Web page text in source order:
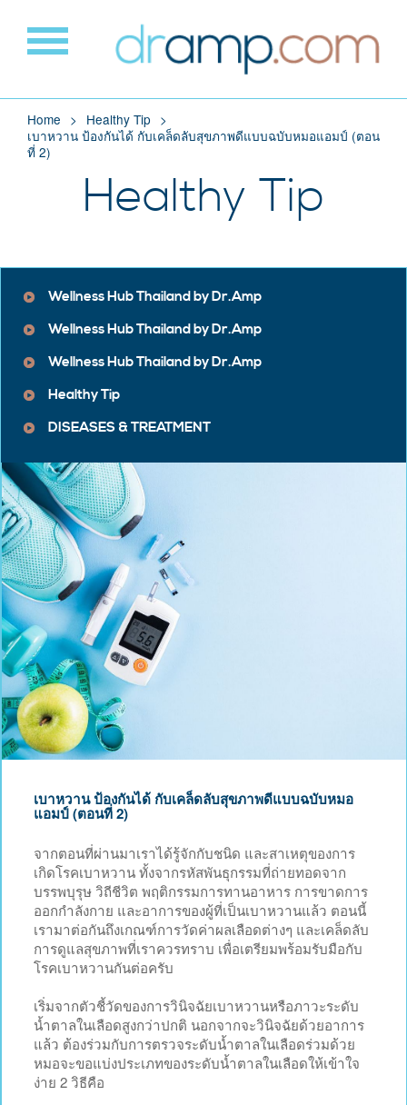
Home
Healthy Tip
เบาหวาน ป้องกันได้ กับเคล็ดลับสุขภาพดีแบบฉบับหมอแอมป์ (ตอน
ที่ 2)
Healthy Tip
Wellness Hub Thailand by Dr.Amp
Wellness Hub Thailand by Dr.Amp
Wellness Hub Thailand by Dr.Amp
Healthy Tip
DISEASES & TREATMENT
เบาหวาน ป้องกันได้ กับเคล็ดลับสุขภาพดีแบบฉบับหมอ
แอมป์ (ตอนที่ 2)
จากตอนที่ผ่านมาเราได้รู้จักกับชนิด และสาเหตุของการ
เกิดโรคเบาหวาน ทั้งจากรหัสพันธุกรรมที่ถ่ายทอดจาก
บรรพบุรุษ วิถีชีวิต พฤติกรรมการทานอาหาร การขาดการ
ออกกำลังกาย และอาการของผู้ที่เป็นเบาหวานแล้ว ตอนนี้
เรามาต่อกันถึงเกณฑ์การวัดค่าผลเลือดต่างๆ และเคล็ดลับ
การดูแลสุขภาพที่เราควรทราบ เพื่อเตรียมพร้อมรับมือกับ
โรคเบาหวานกันต่อครับ
เริ่มจากตัวชี้วัดของการวินิจฉัยเบาหวานหรือภาวะระดับ
น้ำตาลในเลือดสูงกว่าปกติ นอกจากจะวินิจฉัยด้วยอาการ
แล้ว ต้องร่วมกับการตรวจระดับน้ำตาลในเลือดร่วมด้วย
หมอจะขอแบ่งประเภทของระดับน้ำตาลในเลือดให้เข้าใจ
ง่าย 2 วิธีคือ